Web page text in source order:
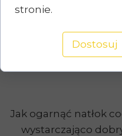
Jak ogarnąć natłok
wystarczająco
stronie.
Dostosuj